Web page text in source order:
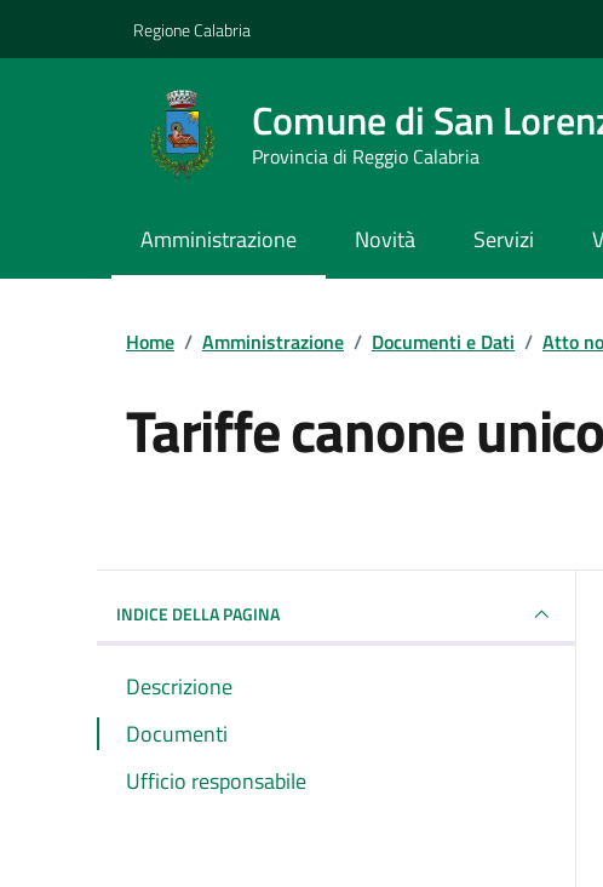
Regione Calabria
Comune di San
Provincia di Reggio Calabria
Amministrazione Novità Servizi
Home / Amministrazione / Documenti e Dati / Atto
Tariffe canone
INDICE DELLA PAGINA
Descrizione
Documenti
Ufficio responsabile